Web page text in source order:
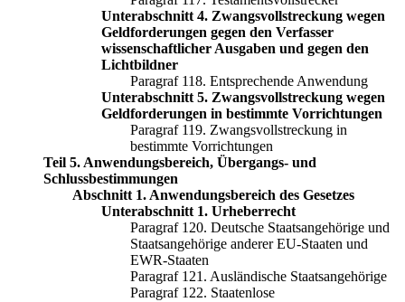
Unterabschnitt 4. Zwangsvollstreckung wegen
Geldforderungen gegen den Verfasser
wissenschaftlicher Ausgaben und gegen den
Lichtbildner
Paragraf 118. Entsprechende Anwendung
Unterabschnitt 5. Zwangsvollstreckung wegen
Geldforderungen in bestimmte Vorrichtungen
Paragraf 119. Zwangsvollstreckung in
bestimmte Vorrichtungen
Teil 5. Anwendungsbereich, Übergangs- und
Schlussbestimmungen
Abschnitt 1. Anwendungsbereich des Gesetzes
Unterabschnitt 1. Urheberrecht
Paragraf 120. Deutsche Staatsangehörige und
Staatsangehörige anderer EU-Staaten und
EWR-Staaten
Paragraf 121. Ausländische Staatsangehörige
Paragraf 122. Staatenlose